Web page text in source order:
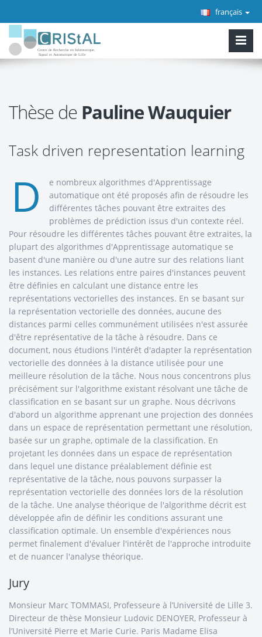
français
Thèse de Pauline Wauquier
Task driven representation learning
D
e nombreux algorithmes d'Apprentissage
automatique ont été proposés afin de résoudre les
différentes tâches pouvant être extraites des
problèmes de prédiction issus d'un contexte réel.
Pour résoudre les différentes tâches pouvant être extraites, la
plupart des algorithmes d'Apprentissage automatique se
basent d'une manière ou d'une autre sur des relations liant
les instances. Les relations entre paires d'instances peuvent
être définies en calculant une distance entre les
représentations vectorielles des instances. En se basant sur
la représentation vectorielle des données, aucune des
distances parmi celles communément utilisées n'est assurée
d'être représentative de la tâche à résoudre. Dans ce
document, nous étudions l'intérêt d'adapter la représentation
vectorielle des données à la distance utilisée pour une
meilleure résolution de la tâche. Nous nous concentrons plus
précisément sur l'algorithme existant résolvant une tâche de
classification en se basant sur un graphe. Nous décrivons
d'abord un algorithme apprenant une projection des données
dans un espace de représentation permettant une résolution,
basée sur un graphe, optimale de la classification. En
projetant les données dans un espace de représentation
dans lequel une distance préalablement définie est
représentative de la tâche, nous pouvons surpasser la
représentation vectorielle des données lors de la résolution
de la tâche. Une analyse théorique de l'algorithme décrit est
développée afin de définir les conditions assurant une
classification optimale. Un ensemble d'expériences nous
permet finalement d'évaluer l'intérêt de l'approche introduite
et de nuancer l'analyse théorique.
Jury
Monsieur Marc TOMMASI, Professeure à l’Université de Lille 3.
Directeur de thèse Monsieur Ludovic DENOYER, Professeur à
l’Université Pierre et Marie Curie. Paris Madame Elisa